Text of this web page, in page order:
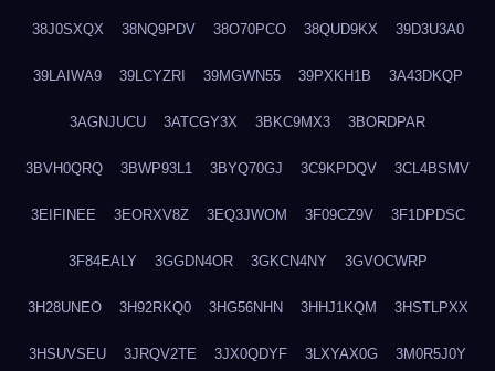
38J0SXQX 38NQ9PDV 38O70PCO 38QUD9KX 39D3U3A0
39LAIWA9 39LCYZRI 39MGWN55 39PXKH1B 3A43DKQP
3AGNJUCU 3ATCGY3X 3BKC9MX3 3BORDPAR
3BVH0QRQ 3BWP93L1 3BYQ70GJ 3C9KPDQV 3CL4BSMV
3EIFINEE 3EORXV8Z 3EQ3JWOM 3F09CZ9V 3F1DPDSC
3F84EALY 3GGDN4OR 3GKCN4NY 3GVOCWRP
3H28UNEO 3H92RKQ0 3HG56NHN 3HHJ1KQM 3HSTLPXX
3HSUVSEU 3JRQV2TE 3JX0QDYF 3LXYAX0G 3M0R5J0Y